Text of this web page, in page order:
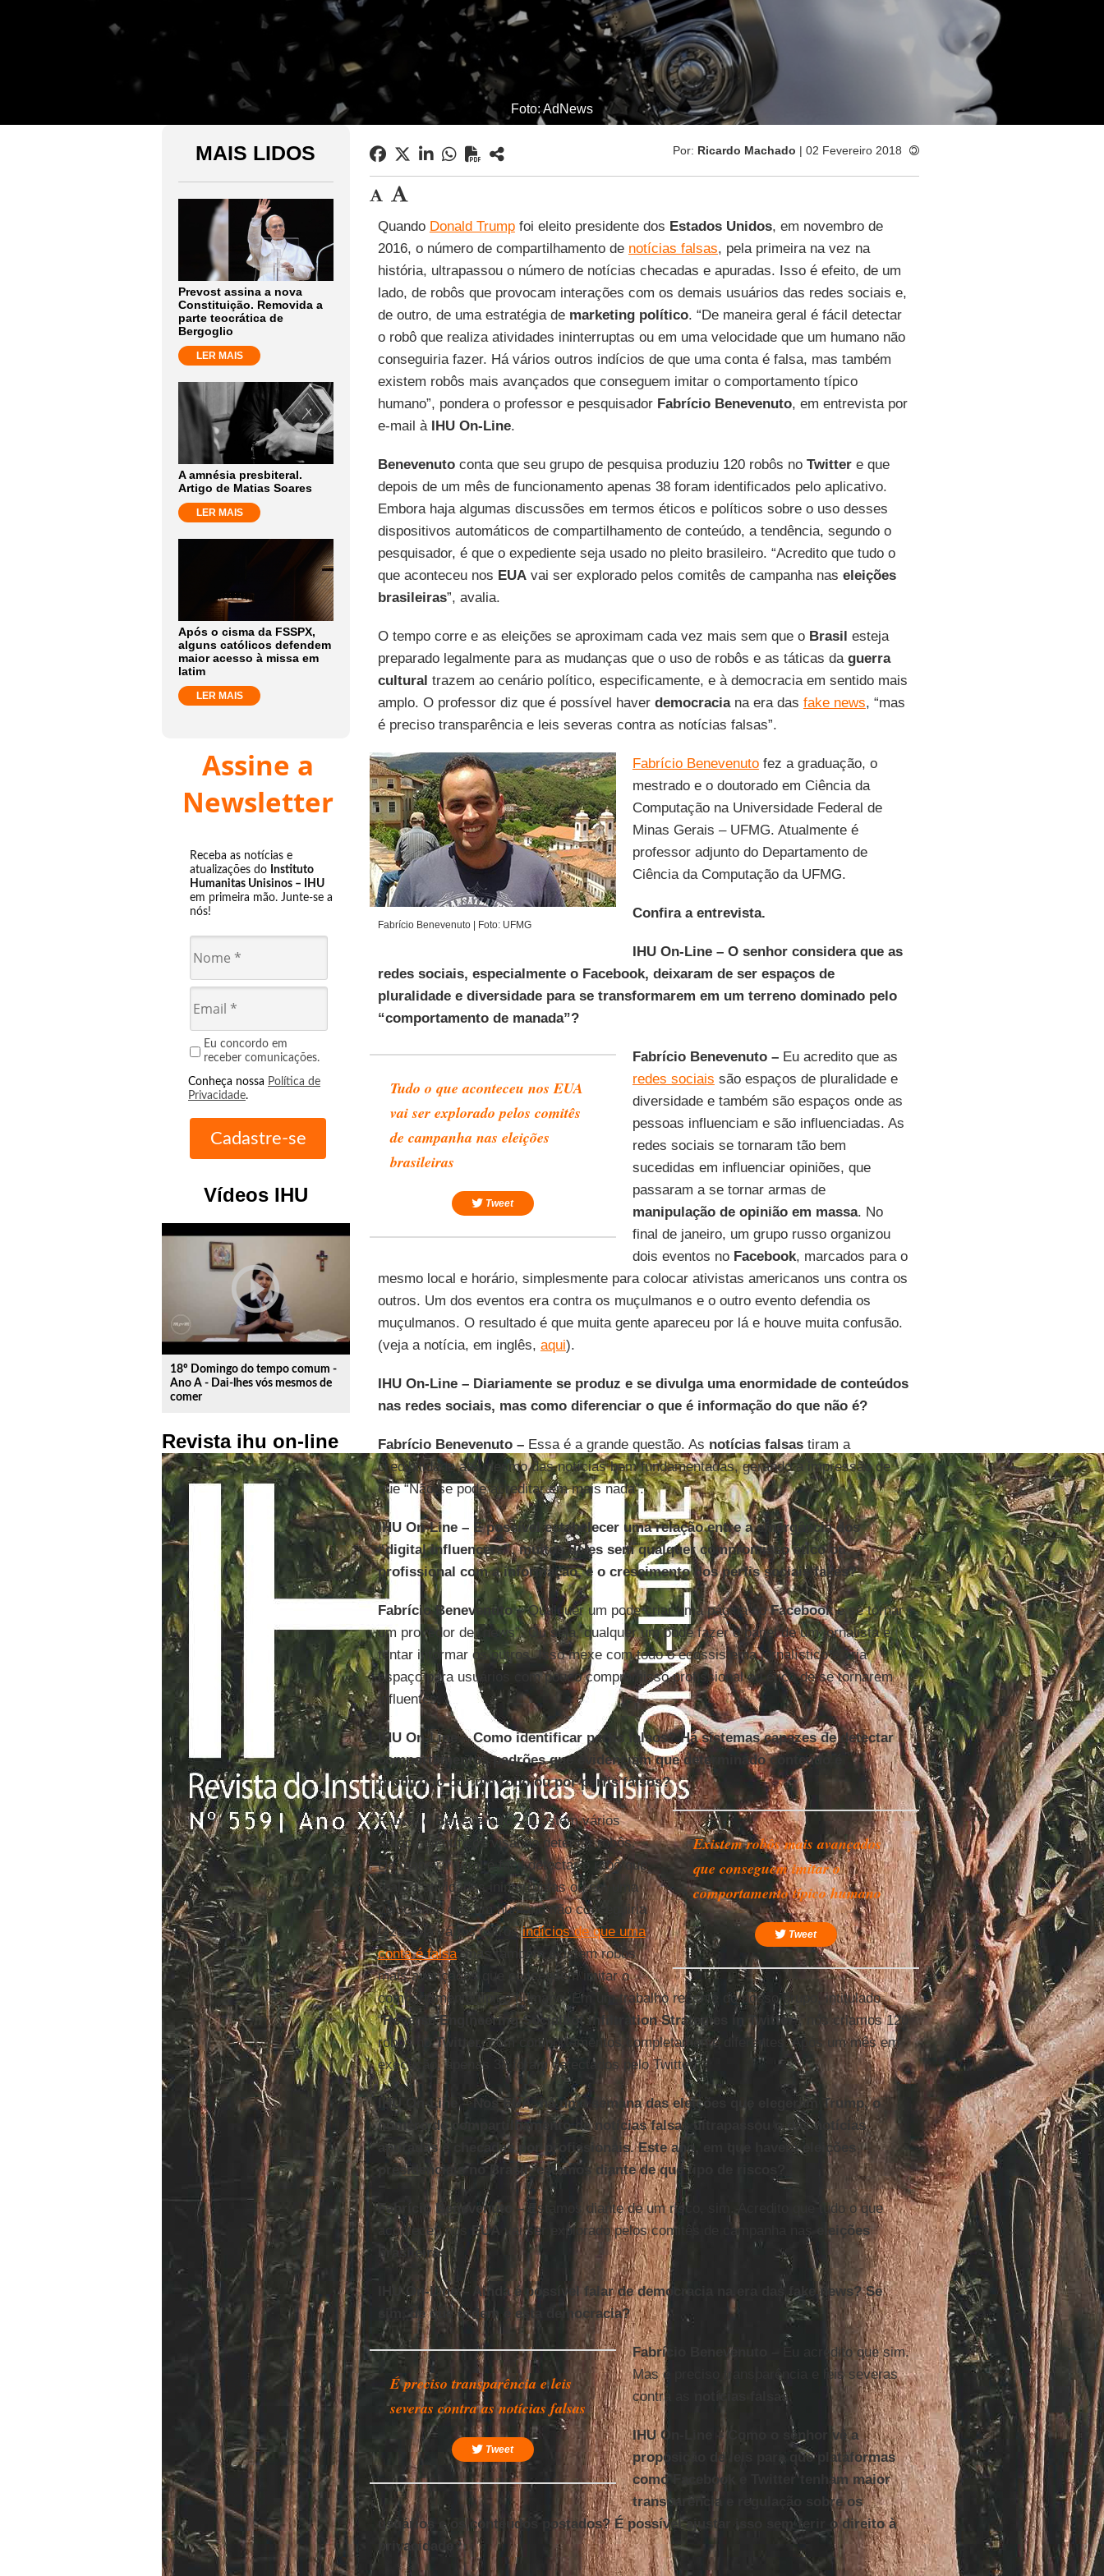
Foto: AdNews
MAIS LIDOS
Prevost assina a nova
Constituição. Removida a
parte teocrática de
Bergoglio
LER MAIS
A amnésia presbiteral.
Artigo de Matias Soares
LER MAIS
Após o cisma da FSSPX,
alguns católicos defendem
maior acesso à missa em
latim
LER MAIS
Assine a
Newsletter
Receba as notícias e
atualizações do Instituto
Humanitas Unisinos – IHU
em primeira mão. Junte-se a
nós!
Eu concordo em
receber comunicações.
Conheça nossa Política de
Privacidade.
Vídeos IHU
play_circle_outline
18º Domingo do tempo comum -
Ano A - Dai-lhes vós mesmos de
comer
Revista ihu on-line
Por: Ricardo Machado | 02 Fevereiro 2018
Quando Donald Trumpfoi eleito presidente dos Estados Unidos, em novembro de
2016, o número de compartilhamento de notícias falsas, pela primeira na vez na
história, ultrapassou o número de notícias checadas e apuradas. Isso é efeito, de um
lado, de robôs que provocam interações com os demais usuários das redes sociais e,
de outro, de uma estratégia de marketing político. “De maneira geral é fácil detectar
o robô que realiza atividades ininterruptas ou em uma velocidade que um humano não
conseguiria fazer. Há vários outros indícios de que uma conta é falsa, mas também
existem robôs mais avançados que conseguem imitar o comportamento típico
humano”, pondera o professor e pesquisador Fabrício Benevenuto, em entrevista por
e-mail à IHU On-Line.
Benevenutoconta que seu grupo de pesquisa produziu 120 robôs no Twittere que
depois de um mês de funcionamento apenas 38 foram identificados pelo aplicativo.
Embora haja algumas discussões em termos éticos e políticos sobre o uso desses
dispositivos automáticos de compartilhamento de conteúdo, a tendência, segundo o
pesquisador, é que o expediente seja usado no pleito brasileiro. “Acredito que tudo o
que aconteceu nos EUAvai ser explorado pelos comitês de campanha nas eleições
brasileiras”, avalia.
O tempo corre e as eleições se aproximam cada vez mais sem que o Brasil esteja
preparado legalmente para as mudanças que o uso de robôs e as táticas da guerra
cultural trazem ao cenário político, especificamente, e à democracia em sentido mais
amplo. O professor diz que é possível haver democraciana era das fake news, “mas
é preciso transparência e leis severas contra as notícias falsas”.
Fabrício Benevenuto | Foto: UFMG
Fabrício Benevenutofez a graduação, o
mestrado e o doutorado em Ciência da
Computação na Universidade Federal de
Minas Gerais – UFMG. Atualmente é
professor adjunto do Departamento de
Ciência da Computação da UFMG.
Confira a entrevista.
IHU On-Line – O senhor considera que as
redes sociais, especialmente o Facebook, deixaram de ser espaços de
pluralidade e diversidade para se transformarem em um terreno dominado pelo
“comportamento de manada”?
Tudo o que aconteceu nos EUA
vai ser explorado pelos comitês
de campanha nas eleições
brasileiras
Tweet
Fabrício Benevenuto –Eu acredito que as
redes sociais são espaços de pluralidade e
diversidade e também são espaços onde as
pessoas influenciam e são influenciadas. As
redes sociais se tornaram tão bem
sucedidas em influenciar opiniões, que
passaram a se tornar armas de
manipulação de opinião em massa. No
final de janeiro, um grupo russo organizou
dois eventos no Facebook, marcados para o
mesmo local e horário, simplesmente para colocar ativistas americanos uns contra os
outros. Um dos eventos era contra os muçulmanos e o outro evento defendia os
muçulmanos. O resultado é que muita gente apareceu por lá e houve muita confusão.
(veja a notícia, em inglês, aqui).
IHU On-Line – Diariamente se produz e se divulga uma enormidade de conteúdos
nas redes sociais, mas como diferenciar o que é informação do que não é?
Fabrício Benevenuto –Essa é a grande questão. As notícias falsastiram a
credibilidade até mesmo das notícias bem fundamentadas, gerando a impressão de
que “Não se pode acreditar em mais nada”.
IHU On-Line – É possível estabelecer uma relação entre a emergência dos
“digital influencers”, muitos deles sem qualquer compromisso ético ou
profissional com a informação, e o crescimento dos perfis sociais fakes?
Fabrício Benevenuto –Qualquer um pode criar uma página noFacebooke se tornar
um provedor de “news”. Ou seja, qualquer um pode fazer o papel de um jornalista e
tentar informar os outros. Isso mexe com todo o ecossistema jornalístico e cria
espaço para usuários com pouco compromisso profissional ou ético de se tornarem
influentes.
IHU On-Line – Como identificar perfis falsos? Há sistemas capazes de detectar
comportamentos padrões que evidenciam que determinado conteúdo é
produzido por um robô ou por perfis falsos?
Existem robôs mais avançados
que conseguem imitar o
comportamento típico humano
Tweet
Fabrício Benevenuto –Existem vários
artigos científicos visando detectar robôs.
De maneira geral é fácil detectar o robô que
realiza atividades ininterruptas ou em uma
velocidade que um humano não conseguiria
fazer. Há vários outrosindícios de que uma
conta é falsa, mas também existem robôs
mais avançados que conseguem imitar o
comportamento típico humano. Em um trabalho recente do nosso grupo, intitulado
“Reverse Engineering Socialbot Infiltration Strategies in Twitter”, nós criamos 120
robôs noTwitter, com comportamentos completamente diferentes. Após um mês em
execução, apenas 38 foram detectados pelo Twitter.
IHU On-Line – Nos EUA, há uma semana das eleições que elegeram Trump, o
número de compartilhamento de notícias falsas ultrapassou o das notícias
apuradas e checadas por profissionais. Este ano, em que haverá eleições
presidenciais no Brasil, estamos diante de que tipo de riscos?
Fabrício Benevenuto –Estamos diante de um risco, sim. Acredito que tudo o que
aconteceu nos
EUA vai ser explorado pelos comitês de campanha nas
eleições
brasileiras .
IHU On-Line – Ainda é possível falar de democracia na era das fake news? Se
sim, de que ordem é esta democracia?
É preciso transparência e leis
severas contra as notícias falsas
Tweet
Fabrício Benevenuto –
Eu acredito que sim.
Mas é preciso transparência e leis severas
contra as
notícias falsas.
IHU On-Line – Como o senhor vê a
proposição de leis para que plataformas
como Facebook e Twitter tenham maior
transparência e regulação sobre os
usuários e os conteúdos postados? É possível ajustar isso sem ferir o direito à
privacidade?